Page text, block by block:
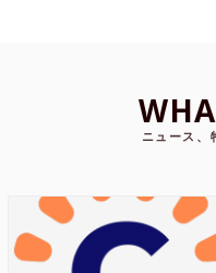
ニュース、